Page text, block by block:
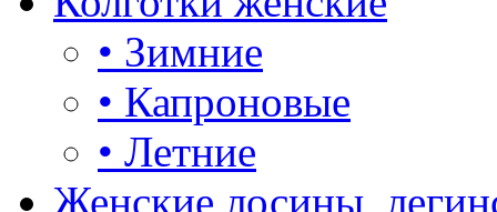
• Зимние
• Капроновые
• Летние
Женские лосины,